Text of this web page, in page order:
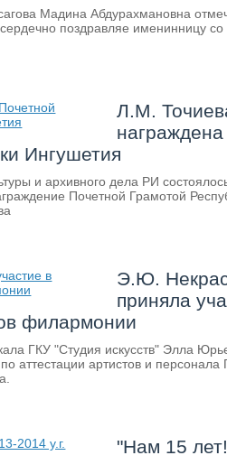
Мадина Абдурахмановна
поздравляе именинницу
Л.М.
Ингушетия
и архивного дела РИ
Почетной Грамотой
Э.Ю.
приняла
филармонии
ГКУ "Студия искусств" Элла
аттестации артистов и персонала
"Нам 15